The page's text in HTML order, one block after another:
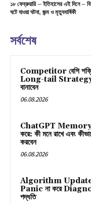
১৮ ফেব্রুয়ারি – ইতিহাসের এই দিনে –
ঘটে যাওয়া ঘটনা, জন্ম ও মৃত্যুবার্ষিকী
সর্বশেষ
Competitor বেশি
Long-tail Strategy
বানাবেন
06.08.2026
ChatGPT Memory
করে: কী মনে রাখে এবং
করবেন
06.08.2026
Algorithm
Panic না করে
পদ্ধতি